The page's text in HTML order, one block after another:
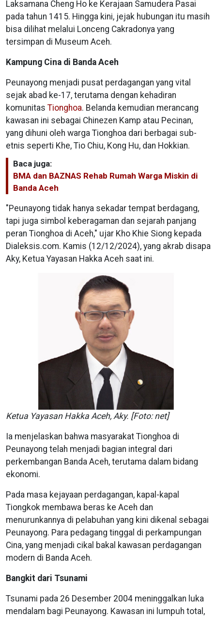
Laksamana Cheng Ho ke Kerajaan Samudera Pasai
pada tahun 1415. Hingga kini, jejak hubungan itu masih
bisa dilihat melalui Lonceng Cakradonya yang
tersimpan di Museum Aceh.
Kampung Cina di Banda Aceh
Peunayong menjadi pusat perdagangan yang vital
sejak abad ke-17, terutama dengan kehadiran
komunitas Tionghoa. Belanda kemudian merancang
kawasan ini sebagai Chinezen Kamp atau Pecinan,
yang dihuni oleh warga Tionghoa dari berbagai sub-
etnis seperti Khe, Tio Chiu, Kong Hu, dan Hokkian.
Baca juga:
BMA dan BAZNAS Rehab Rumah Warga Miskin di
Banda Aceh
"Peunayong tidak hanya sekadar tempat berdagang,
tapi juga simbol keberagaman dan sejarah panjang
peran Tionghoa di Aceh," ujar Kho Khie Siong kepada
Dialeksis.com. Kamis (12/12/2024), yang akrab disapa
Aky, Ketua Yayasan Hakka Aceh saat ini.
Ketua Yayasan Hakka Aceh, Aky. [Foto: net]
Ia menjelaskan bahwa masyarakat Tionghoa di
Peunayong telah menjadi bagian integral dari
perkembangan Banda Aceh, terutama dalam bidang
ekonomi.
Pada masa kejayaan perdagangan, kapal-kapal
Tiongkok membawa beras ke Aceh dan
menurunkannya di pelabuhan yang kini dikenal sebagai
Peunayong. Para pedagang tinggal di perkampungan
Cina, yang menjadi cikal bakal kawasan perdagangan
modern di Banda Aceh.
Bangkit dari Tsunami
Tsunami pada 26 Desember 2004 meninggalkan luka
mendalam bagi Peunayong. Kawasan ini lumpuh total,